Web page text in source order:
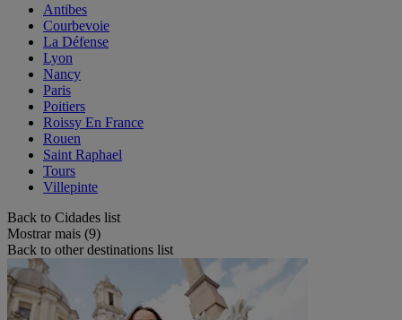
Antibes
Courbevoie
La Défense
Lyon
Nancy
Paris
Poitiers
Roissy En France
Rouen
Saint Raphael
Tours
Villepinte
Back to Cidades list
Mostrar mais (9)
Back to other destinations list